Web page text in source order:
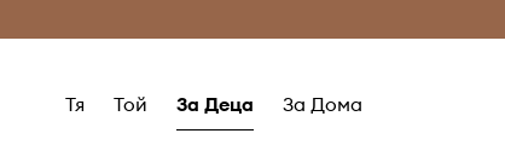
Безплатни
Тя Той За Деца За Дома